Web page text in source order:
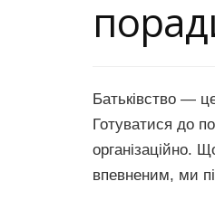
Батьківство —
Готуватися до
організаційно.
впевненим, ми